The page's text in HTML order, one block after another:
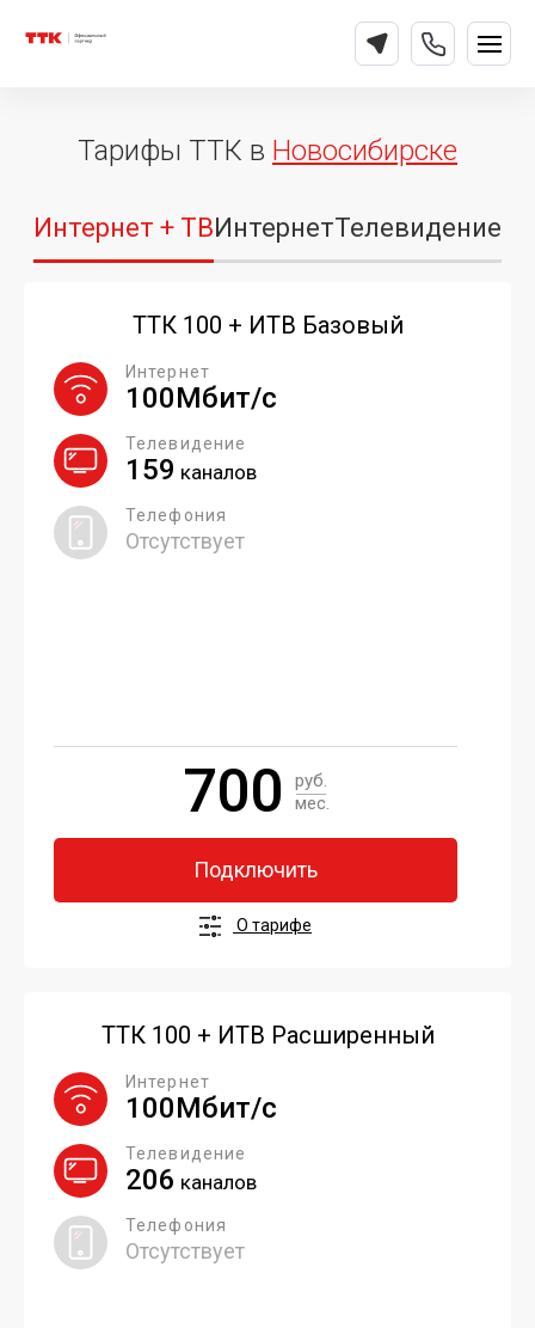
Тарифы ТТК в Новосибирске
Интернет + ТВИнтернетТелевидение
ТТК 100 + ИТВ Базовый
100Мбит/с
Интернет
159 каналов
Телевидение
Отсутствует
Телефония
700
руб.
мес.
Подключить
О тарифе
ТТК 100 + ИТВ Расширенный
100Мбит/с
Интернет
206 каналов
Телевидение
Отсутствует
Телефония